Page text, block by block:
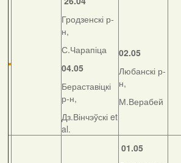
Гродзенскі р-
н,
С.Чарапіца
04.05
Бераставіцкі
р-н,
Дз.Вінчэўскі et
al.
02.05
Любанскі р-
н,
М.Верабей
01.05